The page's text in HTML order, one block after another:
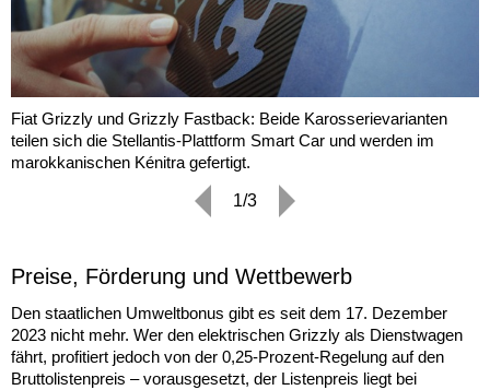
Fiat Grizzly und Grizzly Fastback: Beide Karosserievarianten
teilen sich die Stellantis-Plattform Smart Car und werden im
marokkanischen Kénitra gefertigt.
1/3
Preise, Förderung und Wettbewerb
Den staatlichen Umweltbonus gibt es seit dem 17. Dezember
2023 nicht mehr. Wer den elektrischen Grizzly als Dienstwagen
fährt, profitiert jedoch von der 0,25-Prozent-Regelung auf den
Bruttolistenpreis – vorausgesetzt, der Listenpreis liegt bei